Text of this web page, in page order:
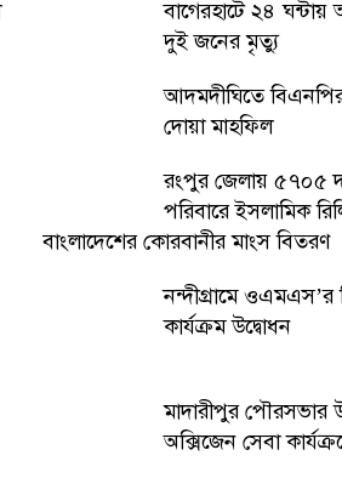
বাগেরহাটে ২৪ ঘন্টায়
দুই জনের মৃত্যু
আদমদীঘিতে
দোয়া মাহফিল
রংপুর জেলায় ৫৭০৫
পরিবারে ইসলামিক
বাংলাদেশের কোরবানীর মাংস বিতরণ
নন্দীগ্রামে ওএমএস’র
কার্যক্রম উদ্বোধন
মাদারীপুর পৌরসভার
অক্সিজেন সেবা